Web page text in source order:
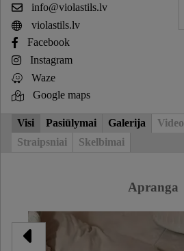
info@violastils.lv
violastils.lv
Facebook
Instagram
Waze
Google maps
Visi Pasiūlymai Galerija Video
Straipsniai
Skelbimai
Apranga